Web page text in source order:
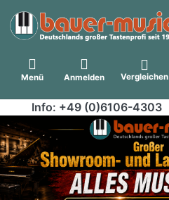
Menü Anmelden Vergleichen
Info: +49 (0)6106-4303